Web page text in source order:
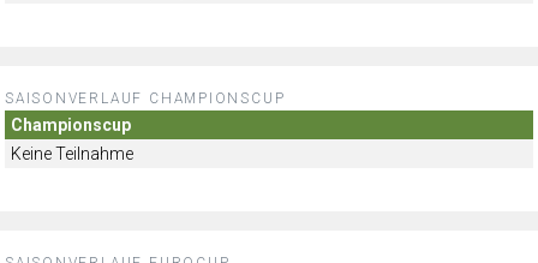
SAISONVERLAUF CHAMPIONSCUP
Championscup
Keine Teilnahme